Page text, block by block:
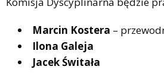
Marcin Kostera –
Ilona Galeja
Jacek Świtała